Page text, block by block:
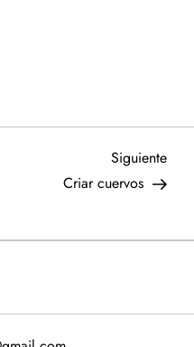
Siguiente
Criar cuervos